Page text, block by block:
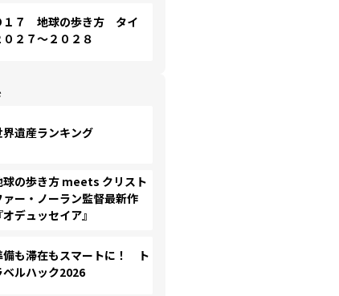
１７ 地球の歩き方 タイ
０２７～２０２８
界遺産ランキング
球の歩き方 meets クリスト
ァー・ノーラン監督最新作
オデュッセイア』
備も滞在もスマートに！ ト
ベルハック2026